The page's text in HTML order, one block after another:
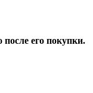
его покупки.